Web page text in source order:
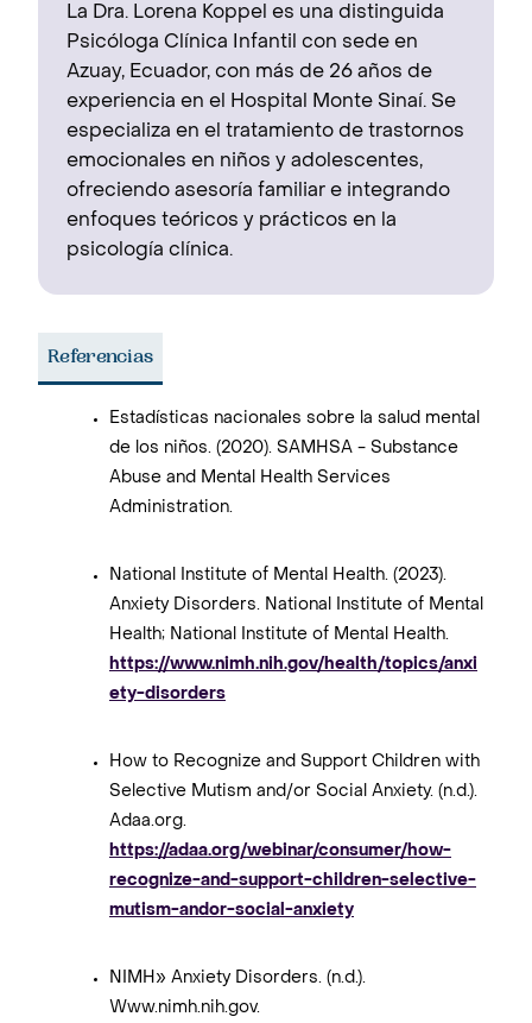
La Dra. Lorena Koppel es una distinguida
Psicóloga Clínica Infantil con sede en
Azuay, Ecuador, con más de 26 años de
experiencia en el Hospital Monte Sinaí. Se
especializa en el tratamiento de trastornos
emocionales en niños y adolescentes,
ofreciendo asesoría familiar e integrando
enfoques teóricos y prácticos en la
psicología clínica.
Referencias
Estadísticas nacionales sobre la salud mental
de los niños. (2020). SAMHSA - Substance
Abuse and Mental Health Services
Administration.
National Institute of Mental Health. (2023).
Anxiety Disorders. National Institute of Mental
Health; National Institute of Mental Health.
https://www.nimh.nih.gov/health/topics/anxi
ety-disorders
How to Recognize and Support Children with
Selective Mutism and/or Social Anxiety. (n.d.).
Adaa.org.
https://adaa.org/webinar/consumer/how-
recognize-and-support-children-selective-
mutism-andor-social-anxiety
NIMH» Anxiety Disorders. (n.d.).
Www.nimh.nih.gov.